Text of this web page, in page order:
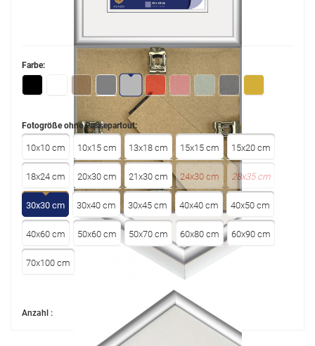
Farbe:
Fotogröße ohne Passepartout:
10x10 cm 10x15 cm 13x18 cm 15x15 cm 15x20 cm
18x24 cm 20x30 cm 21x30 cm 24x30 cm 28x35 cm
30x30 cm 30x40 cm 30x45 cm 40x40 cm 40x50 cm
40x60 cm 50x60 cm 50x70 cm 60x80 cm 60x90 cm
70x100 cm
Anzahl :